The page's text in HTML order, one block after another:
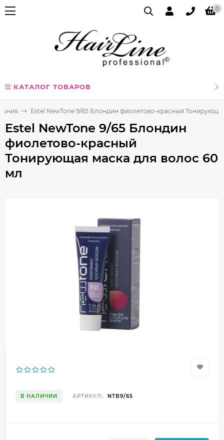
0
КАТАЛОГ ТОВАРОВ
Estel NewTone 9/65 Блондин фиолетово-красный
Estel NewTone 9/65 Блондин
фиолетово-красный
Тонирующая маска для волос 60
мл
В НАЛИЧИИ АРТИКУЛ: NTB9/65